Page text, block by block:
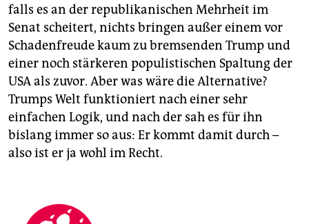
falls es an der republikanischen Mehrheit im
Senat scheitert, nichts bringen außer einem vor
Schadenfreude kaum zu bremsenden Trump und
einer noch stärkeren populistischen Spaltung der
USA als zuvor. Aber was wäre die Alternative?
Trumps Welt funktioniert nach einer sehr
einfachen Logik, und nach der sah es für ihn
bislang immer so aus: Er kommt damit durch –
also ist er ja wohl im Recht.